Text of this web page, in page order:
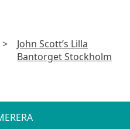
>
John Scott’s Lilla
Bantorget Stockholm